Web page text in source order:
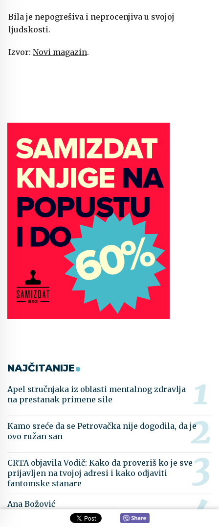
Bila je nepogrešiva i neprocenjiva u svojoj
ljudskosti.
Izvor: Novi magazin.
NAJČITANIJE
Apel stručnjaka iz oblasti mentalnog zdravlja
na prestanak primene sile
Kamo sreće da se Petrovačka nije dogodila, da je
ovo ružan san
CRTA objavila Vodič: Kako da proveriš ko je sve
prijavljen na tvojoj adresi i kako odjaviti
fantomske stanare
Ana Božović